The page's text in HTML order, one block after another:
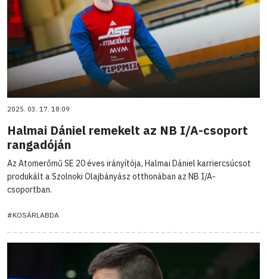
2025. 03. 17. 18:09
Halmai Dániel remekelt az NB I/A-csoport
rangadóján
Az Atomerőmű SE 20 éves irányítója, Halmai Dániel karriercsúcsot
produkált a Szolnoki Olajbányász otthonában az NB I/A-
csoportban.
#KOSÁRLABDA